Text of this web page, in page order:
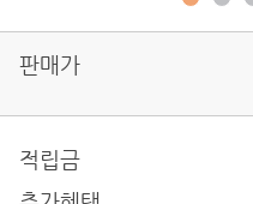
판매가
적립금